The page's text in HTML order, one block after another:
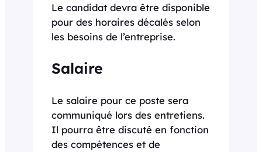
Le candidat devra être disponible
pour des horaires décalés selon
les besoins de l’entreprise.
Salaire
Le salaire pour ce poste sera
communiqué lors des entretiens.
Il pourra être discuté en fonction
des compétences et de